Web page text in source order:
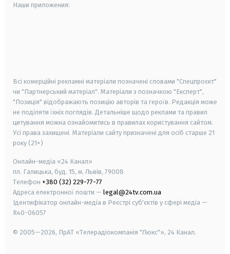
Наши приложения:
Всі комерційні рекламні матеріали позначені словами "Спецпроєкт"
чи "Партнерський матеріал". Матеріали з позначкою "Експерт",
"Позиція" відображають позицію авторів та героїв. Редакція може
не поділяти їхніх поглядів. Детальніше щодо реклами та правил
цитування можна ознайомитись в правилах користування сайтом.
Усі права захищені. Матеріали сайту призначені для осіб старше 21
року (21+)
Онлайн-медіа «24 Канал»
пл. Галицька, буд. 15, м. Львів, 79008
Телефон +380 (32) 229-77-77
Адреса електронної пошти — legal@24tv.com.ua
Ідентифікатор онлайн-медіа в Реєстрі суб'єктів у сфері медіа —
R40-06057
© 2005—2026, ПрАТ «Телерадіокомпанія "Люкс"», 24 Канал.